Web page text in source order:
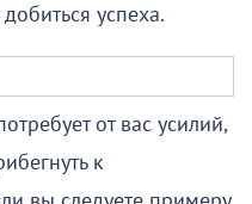
успеха.
от вас усилий,
к